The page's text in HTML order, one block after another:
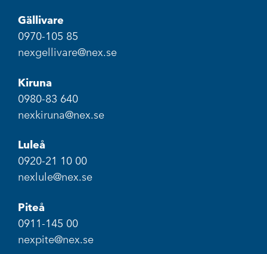
Gällivare
0970-105 85
nexgellivare@nex.se
Kiruna
0980-83 640
nexkiruna@nex.se
Luleå
0920-21 10 00
nexlule@nex.se
Piteå
0911-145 00
nexpite@nex.se